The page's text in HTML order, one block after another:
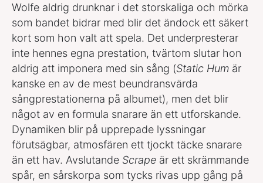
Wolfe aldrig drunknar i det storskaliga och mörka
som bandet bidrar med blir det ändock ett säkert
kort som hon valt att spela. Det underpresterar
inte hennes egna prestation, tvärtom slutar hon
aldrig att imponera med sin sång (Static Hum är
kanske en av de mest beundransvärda
sångprestationerna på albumet), men det blir
något av en formula snarare än ett utforskande.
Dynamiken blir på upprepade lyssningar
förutsägbar, atmosfären ett tjockt täcke snarare
än ett hav. Avslutande Scrape är ett skrämmande
spår, en sårskorpa som tycks rivas upp gång på